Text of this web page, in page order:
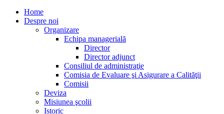
Home
Despre noi
Organizare
Echipa managerială
Director
Director adjunct
Consiliul de administraţie
Comisia de Evaluare şi Asigurare a Calităţii
Comisii
Deviza
Misiunea şcolii
Istoric